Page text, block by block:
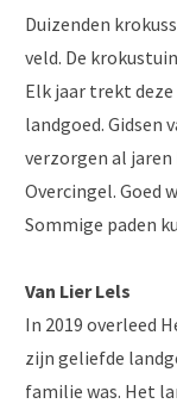
Duizenden
veld. De
Elk jaar trekt
landgoed. Gidsen
verzorgen al
Overcingel. Goed
Sommige paden
Van Lier Lels
In 2019 overleed
zijn geliefde
familie was. Het